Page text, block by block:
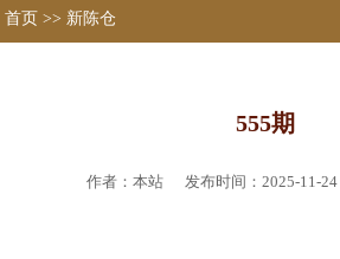
首页 >> 新陈仓
555期
作者：本站 发布时间：2025-11-